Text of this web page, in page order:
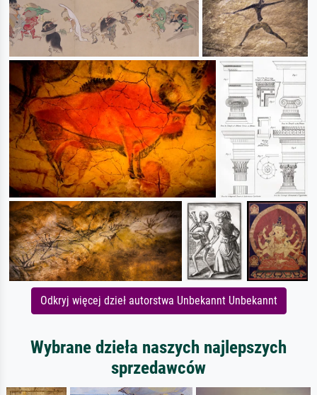
Odkryj więcej dzieł autorstwa Unbekannt Unbekannt
Wybrane dzieła naszych najlepszych
sprzedawców